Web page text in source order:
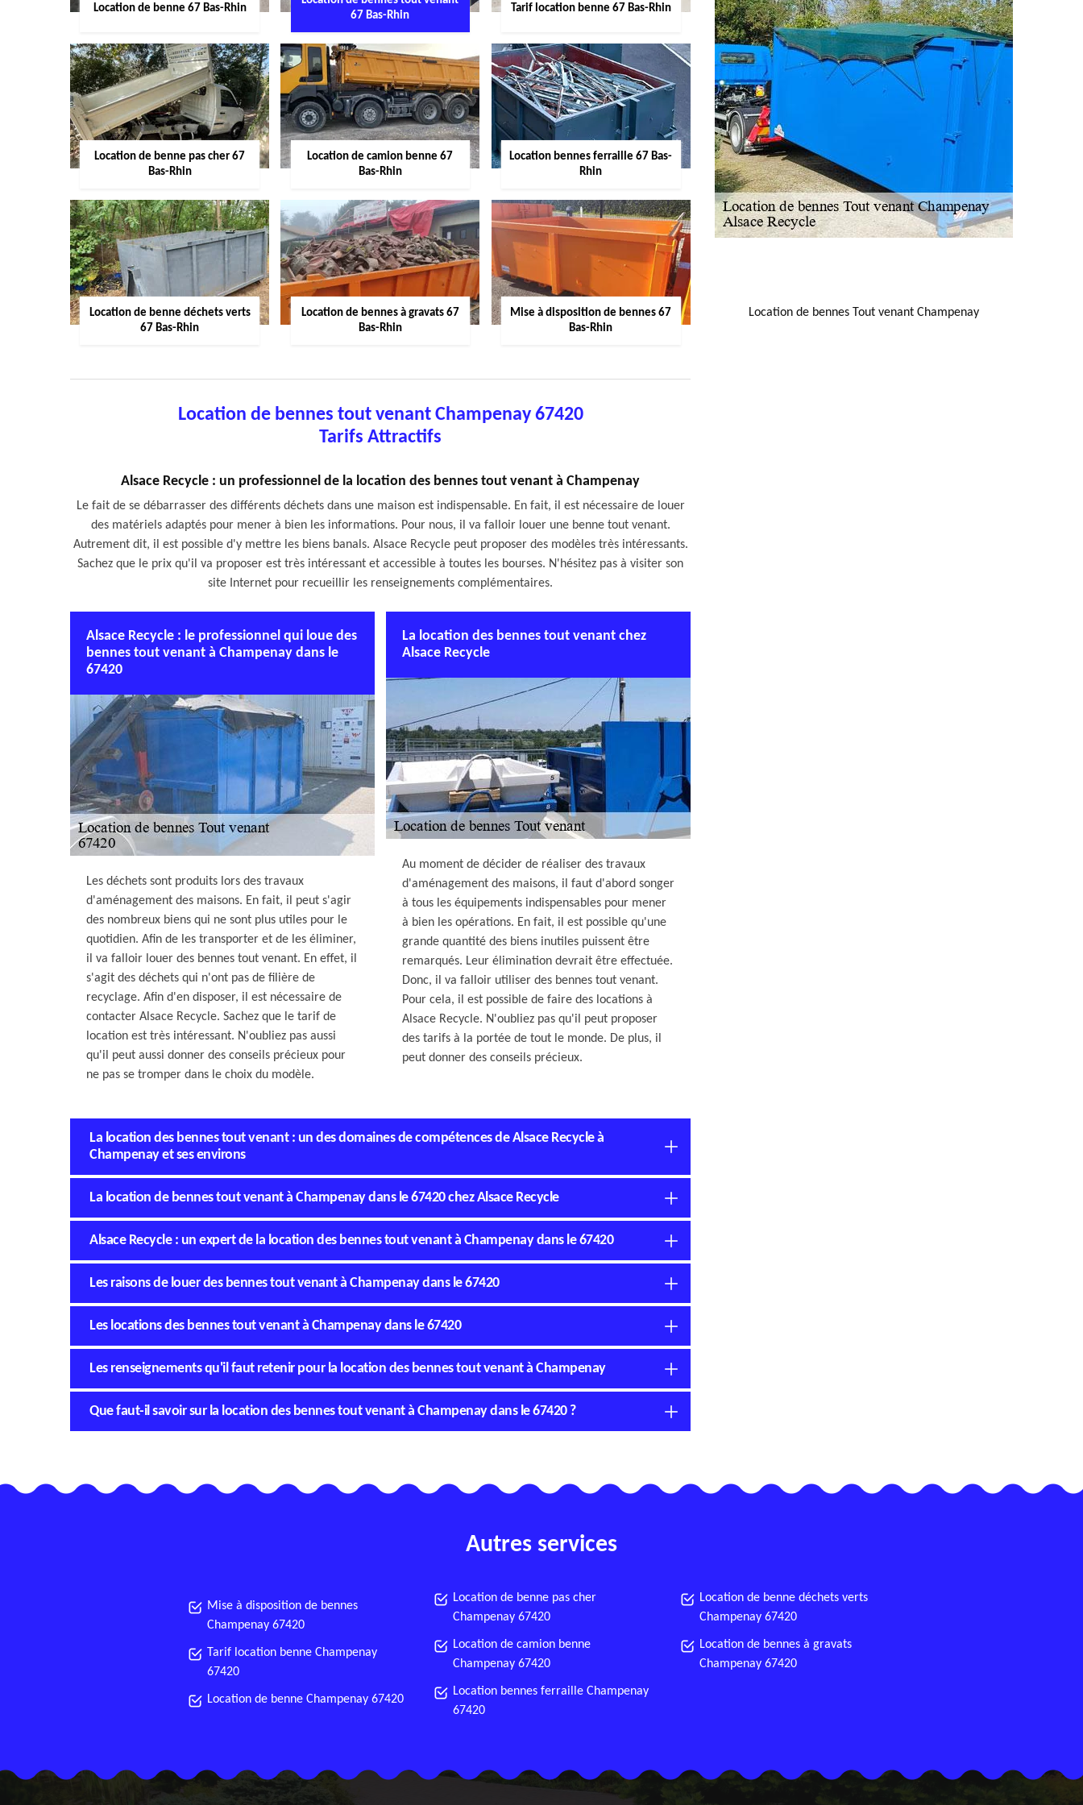
Location de benne 67 Bas-Rhin
67 Bas-Rhin
Tarif location benne 67 Bas-Rhin
Location de benne pas cher 67
Bas-Rhin
Location de camion benne 67
Bas-Rhin
Location bennes ferraille 67 Bas-
Rhin
Location de benne déchets verts
67 Bas-Rhin
Location de bennes à gravats 67
Bas-Rhin
Mise à disposition de bennes 67
Bas-Rhin
Location de bennes tout venant Champenay 67420
Tarifs Attractifs
Alsace Recycle : un professionnel de la location des bennes tout venant à Champenay
Le fait de se débarrasser des différents déchets dans une maison est indispensable. En fait, il est nécessaire de louer
des matériels adaptés pour mener à bien les informations. Pour nous, il va falloir louer une benne tout venant.
Autrement dit, il est possible d'y mettre les biens banals. Alsace Recycle peut proposer des modèles très intéressants.
Sachez que le prix qu'il va proposer est très intéressant et accessible à toutes les bourses. N'hésitez pas à visiter son
site Internet pour recueillir les renseignements complémentaires.
Alsace Recycle : le professionnel qui loue des
bennes tout venant à Champenay dans le
67420
Les déchets sont produits lors des travaux
d'aménagement des maisons. En fait, il peut s'agir
des nombreux biens qui ne sont plus utiles pour le
quotidien. Afin de les transporter et de les éliminer,
il va falloir louer des bennes tout venant. En effet, il
s'agit des déchets qui n'ont pas de filière de
recyclage. Afin d'en disposer, il est nécessaire de
contacter Alsace Recycle. Sachez que le tarif de
location est très intéressant. N'oubliez pas aussi
qu'il peut aussi donner des conseils précieux pour
ne pas se tromper dans le choix du modèle.
La location des bennes tout venant chez
Alsace Recycle
Au moment de décider de réaliser des travaux
d'aménagement des maisons, il faut d'abord songer
à tous les équipements indispensables pour mener
à bien les opérations. En fait, il est possible qu'une
grande quantité des biens inutiles puissent être
remarqués. Leur élimination devrait être effectuée.
Donc, il va falloir utiliser des bennes tout venant.
Pour cela, il est possible de faire des locations à
Alsace Recycle. N'oubliez pas qu'il peut proposer
des tarifs à la portée de tout le monde. De plus, il
peut donner des conseils précieux.
La location des bennes tout venant : un des domaines de compétences de Alsace Recycle à
Champenay et ses environs
La location de bennes tout venant à Champenay dans le 67420 chez Alsace Recycle
Alsace Recycle : un expert de la location des bennes tout venant à Champenay dans le 67420
Les raisons de louer des bennes tout venant à Champenay dans le 67420
Les locations des bennes tout venant à Champenay dans le 67420
Les renseignements qu'il faut retenir pour la location des bennes tout venant à Champenay
Que faut-il savoir sur la location des bennes tout venant à Champenay dans le 67420 ?
Location de bennes Tout venant Champenay
Autres services
Mise à disposition de bennes
Champenay 67420
Tarif location benne Champenay
67420
Location de benne Champenay 67420
Location de benne pas cher
Champenay 67420
Location de camion benne
Champenay 67420
Location bennes ferraille Champenay
67420
Location de benne déchets verts
Champenay 67420
Location de bennes à gravats
Champenay 67420